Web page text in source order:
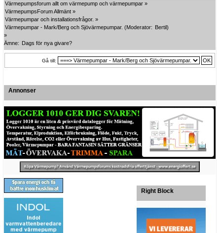
Värmepumpsforum allt om värmepump och värmepumpar »
VärmepumpsForum Allmänt »
Värmepumpar och installationsfrågor. »
Värmepumpar - Mark/Berg och Sjövärmepumpar. (Moderator: Bertil)
»
Ämne:
Dags för nya givare?
Gå till:
Annonser
Right Block